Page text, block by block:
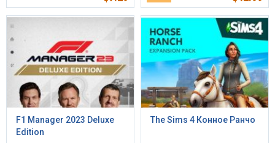
F1 Manager 2023 Deluxe
Edition
The Sims 4 Конное Ранчо